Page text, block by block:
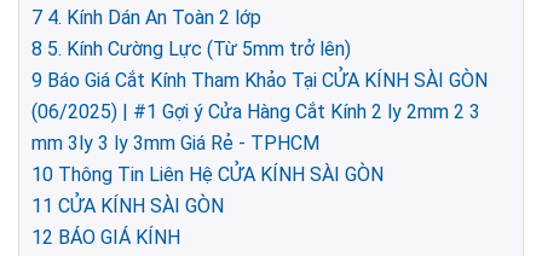
7 4. Kính Dán An Toàn 2 lớp
8 5. Kính Cường Lực (Từ 5mm trở lên)
9 Báo Giá Cắt Kính Tham Khảo Tại CỬA KÍNH SÀI GÒN
(06/2025) | #1 Gợi ý Cửa Hàng Cắt Kính 2 ly 2mm 2 3
mm 3ly 3 ly 3mm Giá Rẻ - TPHCM
10 Thông Tin Liên Hệ CỬA KÍNH SÀI GÒN
11 CỬA KÍNH SÀI GÒN
12 BÁO GIÁ KÍNH